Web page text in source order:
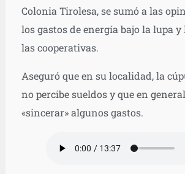
Colonia Tirolesa, se sumó a las
los gastos de energía bajo la lupa
las cooperativas.
Aseguró que en su localidad, la
no percibe sueldos y que en
«sincerar» algunos gastos.